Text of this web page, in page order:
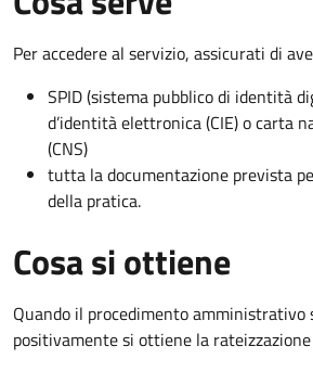
Per accedere al servizio, assicurati di
SPID (sistema pubblico di identità
d’identità elettronica (CIE) o carta
(CNS)
tutta la documentazione prevista
della pratica.
Cosa si ottiene
Quando il procedimento amministrativo
positivamente si ottiene la